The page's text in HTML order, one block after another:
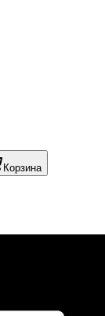
Корзина